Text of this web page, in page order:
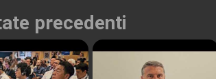
precedenti